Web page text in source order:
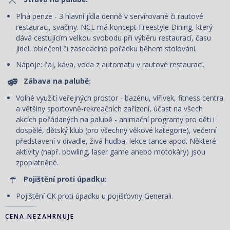
Plná penze - 3 hlavní jídla denně v servírované či rautové
restauraci, svačiny. NCL má koncept Freestyle Dining, který
dává cestujícím velkou svobodu při výběru restaurací, času
jídel, oblečení či zasedacího pořádku během stolování.
Nápoje: čaj, káva, voda z automatu v rautové restauraci.
Zábava na palubě:
Volné využití veřejných prostor - bazénu, vířivek, fitness centra
a většiny sportovně-rekreačních zařízení, účast na všech
akcích pořádaných na palubě - animační programy pro děti i
dospělé, dětský klub (pro všechny věkové kategorie), večerní
představení v divadle, živá hudba, lekce tance apod. Některé
aktivity (např. bowling, laser game anebo motokáry) jsou
zpoplatněné.
Pojištění proti úpadku:
Pojištění CK proti úpadku u pojišťovny Generali.
CENA NEZAHRNUJE